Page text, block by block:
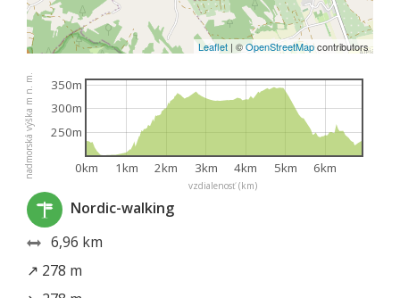
Leaflet | ©OpenStreetMapcontributors
vzdialenosť (km)
nadmorská výška m n. m. 0km 1km 2km 3km 4km 5km 6km
250m
300m
350m
Nordic-walking
6,96 km
↗ 278 m